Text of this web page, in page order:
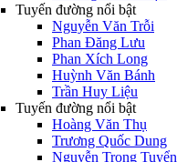
Tuyến đường nổi bật
Nguyễn Văn Trỗi
Phan Đăng Lưu
Phan Xích Long
Huỳnh Văn Bánh
Trần Huy Liệu
Tuyến đường nổi bật
Hoàng Văn Thụ
Trương Quốc Dung
Nguyễn Trọng Tuyển